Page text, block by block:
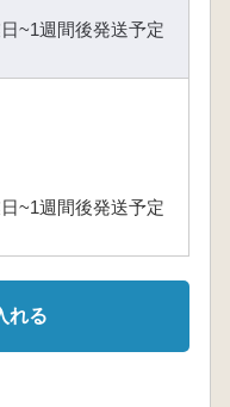
~1週間後発送予定
~1週間後発送予定
れる